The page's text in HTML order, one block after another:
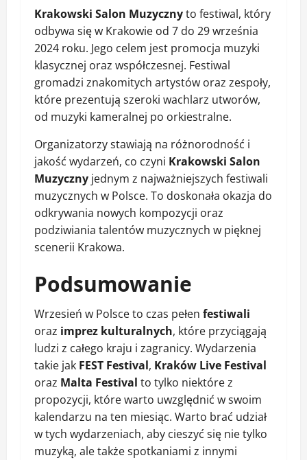
Krakowski Salon Muzycznyto festiwal, który
odbywa się w Krakowie od 7 do 29 września
2024 roku. Jego celem jest promocja muzyki
klasycznej oraz współczesnej. Festiwal
gromadzi znakomitych artystów oraz zespoły,
które prezentują szeroki wachlarz utworów,
od muzyki kameralnej po orkiestralne.
Organizatorzy stawiają na różnorodność i
jakość wydarzeń, co czyni Krakowski Salon
Muzyczny jednym z najważniejszych festiwali
muzycznych w Polsce. To doskonała okazja do
odkrywania nowych kompozycji oraz
podziwiania talentów muzycznych w pięknej
scenerii Krakowa.
Podsumowanie
Wrzesień w Polsce to czas pełen festiwali
oraz imprez kulturalnych, które przyciągają
ludzi z całego kraju i zagranicy. Wydarzenia
takie jak FEST Festival, Kraków Live Festival
oraz Malta Festival to tylko niektóre z
propozycji, które warto uwzględnić w swoim
kalendarzu na ten miesiąc. Warto brać udział
w tych wydarzeniach, aby cieszyć się nie tylko
muzyką, ale także spotkaniami z innymi